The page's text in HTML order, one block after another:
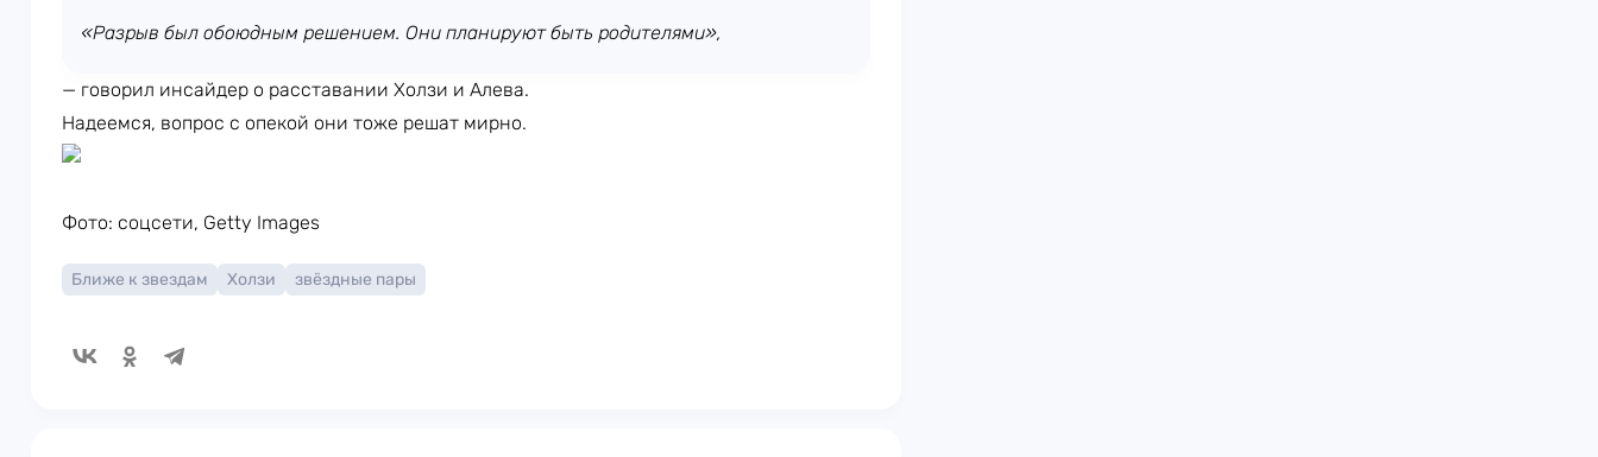
«Разрыв был обоюдным решением. Они планируют быть родителями»,
— говорил инсайдер о расставании Холзи и Алева.
Надеемся, вопрос с опекой они тоже решат мирно.
Фото: соцсети, Getty Images
Ближе к звездам Холзи звёздные пары